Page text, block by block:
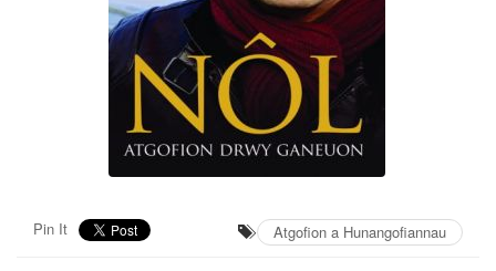
Pin It Atgofion a Hunangofiannau